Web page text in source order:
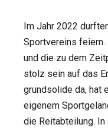
Im Jahr 2022
Sportvereins feiern.
und die zu dem
stolz sein auf das
grundsolide da, hat
eigenem
die Reitabteilung.